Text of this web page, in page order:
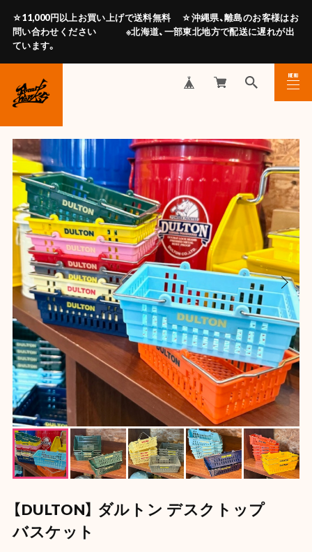
☆11,000円以上お買い上げで送料無料 ☆沖縄県、離島のお客様はお
問い合わせください ※北海道、一部東北地方で配送に遅れが出
ています。
MENU
CLOSE
【DULTON】 ダルトン デスクトップ
バスケット